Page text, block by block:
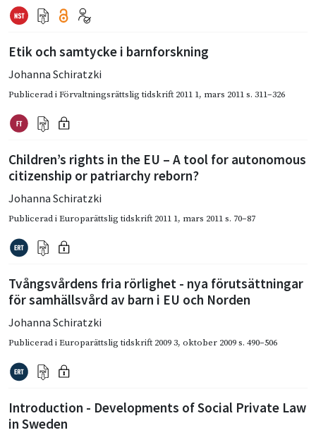
Etik och samtycke i barnforskning
Johanna Schiratzki
Publicerad iFörvaltningsrättslig tidskrift 2011 1, mars 2011s. 311–326
Children’s rights in the EU – A tool for autonomous
citizenship or patriarchy reborn?
Johanna Schiratzki
Publicerad iEuroparättslig tidskrift 2011 1, mars 2011s. 70–87
Tvångsvårdens fria rörlighet - nya förutsättningar
för samhällsvård av barn i EU och Norden
Johanna Schiratzki
Publicerad iEuroparättslig tidskrift 2009 3, oktober 2009s. 490–506
Introduction - Developments of Social Private Law
in Sweden